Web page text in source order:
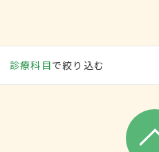
診療科目で絞り込む